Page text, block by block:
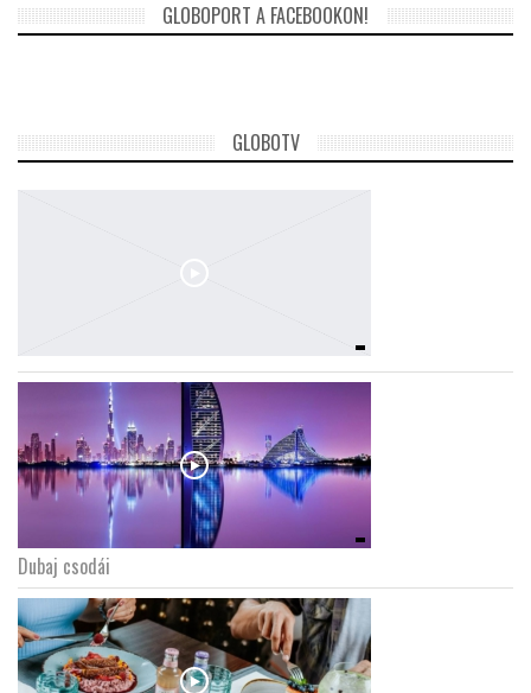
GLOBOPORT A FACEBOOKON!
GLOBOTV
Dubaj csodái